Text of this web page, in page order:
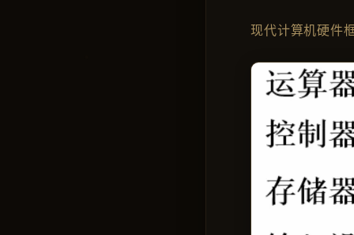
现代计算机硬件